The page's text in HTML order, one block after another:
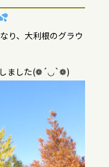
り、大利根のグラウ
しました(❁´◡`❁)